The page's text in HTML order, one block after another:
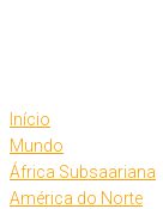
Início
Mundo
África Subsaariana
América do Norte